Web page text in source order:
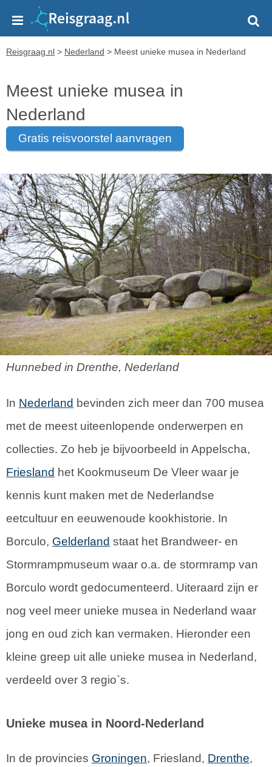
Reisgraag.nl > Nederland > Meest unieke musea in Nederland
Meest unieke musea in
Nederland
gratis reisvoorstel aanvragen
Hunnebed in Drenthe, Nederland
In Nederland bevinden zich meer dan 700 musea
met de meest uiteenlopende onderwerpen en
collecties. Zo heb je bijvoorbeeld in Appelscha,
Friesland het Kookmuseum De Vleer waar je
kennis kunt maken met de Nederlandse
eetcultuur en eeuwenoude kookhistorie. In
Borculo, Gelderland staat het Brandweer- en
Stormrampmuseum waar o.a. de stormramp van
Borculo wordt gedocumenteerd. Uiteraard zijn er
nog veel meer unieke musea in Nederland waar
jong en oud zich kan vermaken. Hieronder een
kleine greep uit alle unieke musea in Nederland,
verdeeld over 3 regio`s.
Unieke musea in Noord-Nederland
In de provincies Groningen, Friesland, Drenthe,